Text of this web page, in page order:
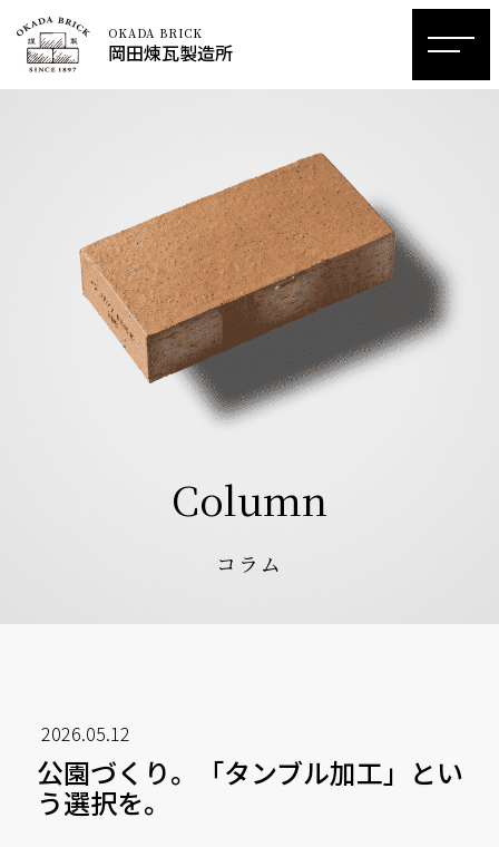
OKADA BRICK
岡田煉瓦製造所
Column
コラム
2026.05.12
公園づくり。「タンブル加工」とい
う選択を。